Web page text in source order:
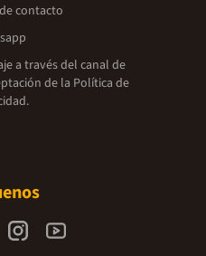
contacto
a través del canal de
de la Política de